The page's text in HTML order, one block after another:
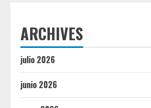
ARCHIVES
julio 2026
junio 2026